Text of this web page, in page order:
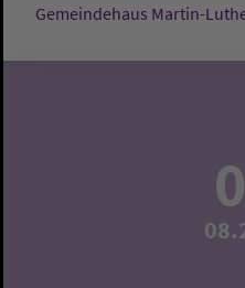
Gemeindehaus Martin-